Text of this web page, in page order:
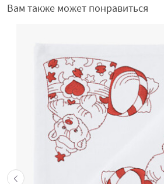
Вам также может понравиться